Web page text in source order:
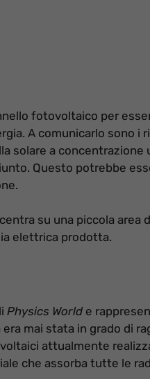
fotovoltaico per
A comunicarlo sono i
solare a concentrazione
Questo potrebbe
su una piccola area
elettrica prodotta.
Physics World e
mai stata in grado di
attualmente
che assorba tutte le